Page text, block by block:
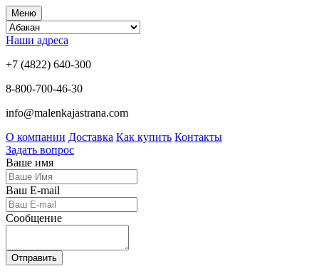
Меню
Наши адреса
+7 (4822) 640-300
8-800-700-46-30
info@malenkajastrana.com
О компании Доставка Как купить Контакты
Задать вопрос
Ваше имя
Ваш E-mail
Сообщение
Отправить